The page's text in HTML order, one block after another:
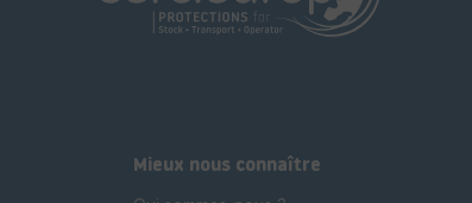
Mieux nous connaître